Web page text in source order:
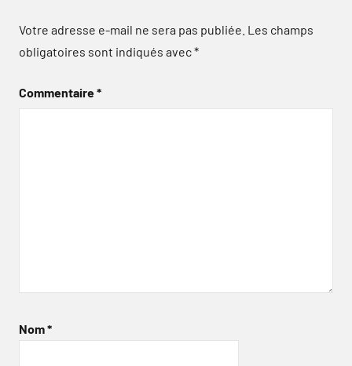
Votre adresse e-mail ne sera pas publiée. Les champs
obligatoires sont indiqués avec*
Commentaire*
Nom*